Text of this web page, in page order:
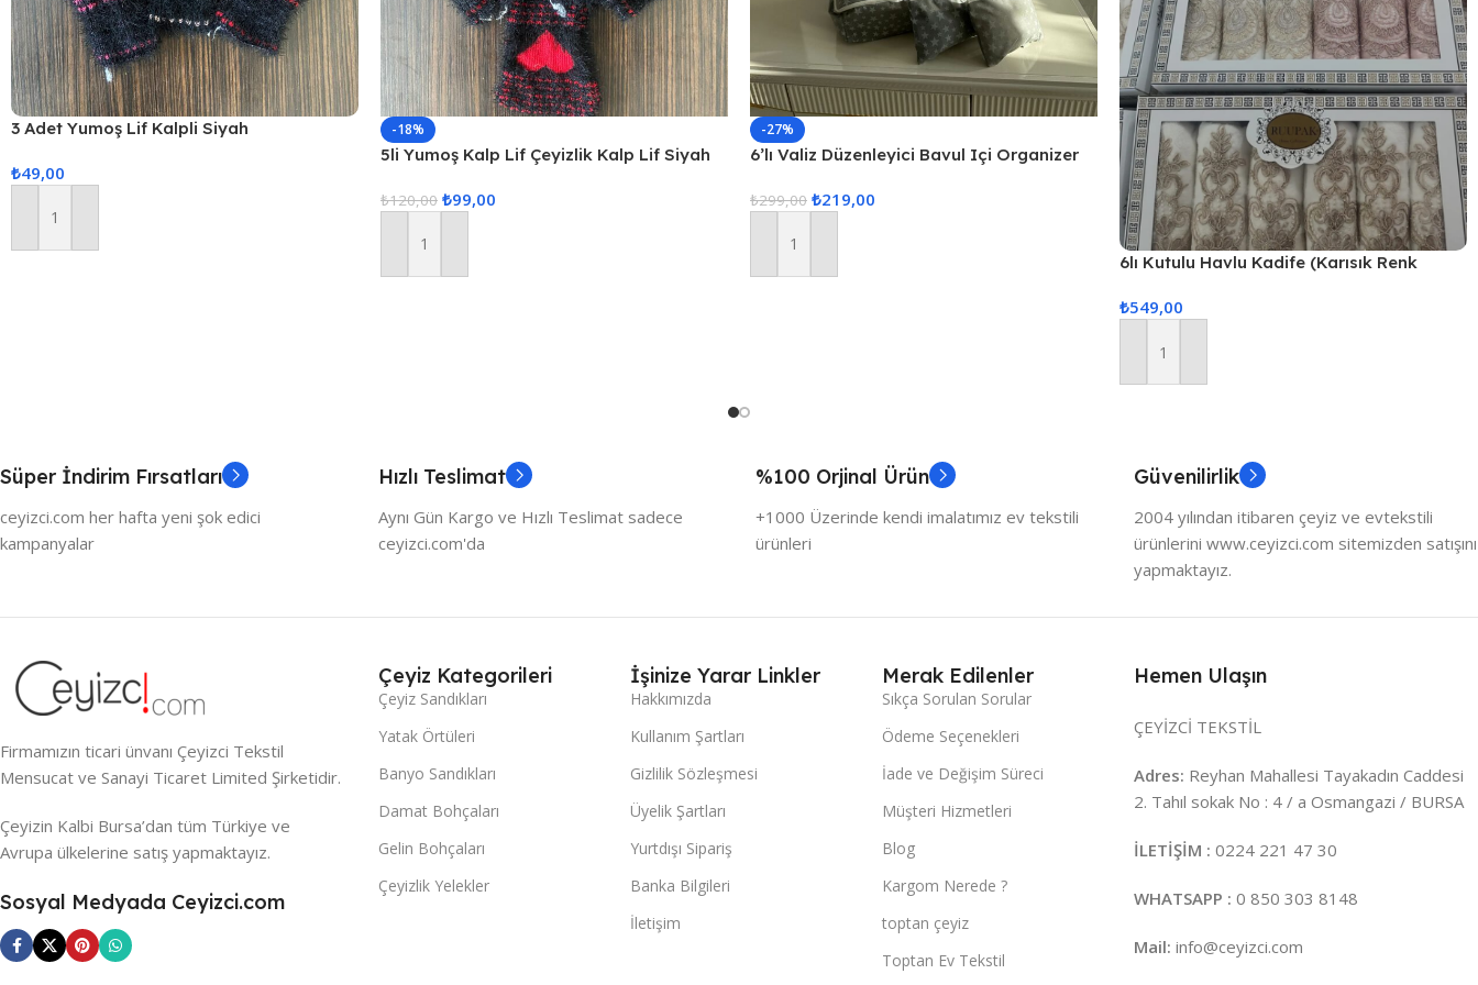
3 Adet Yumoş Lif Kalpli Siyah
₺49,00
Sepete Ekle
-18%
5li Yumoş Kalp Lif Çeyizlik Kalp Lif Siyah
₺120,00 ₺99,00
Sepete Ekle
-27%
6’lı Valiz Düzenleyici Bavul Içi Organizer
₺299,00 ₺219,00
Sepete Ekle
6lı Kutulu Havlu Kadife (Karısık Renk
₺549,00
Sepete Ekle
Süper İndirim Fırsatları
ceyizci.com her hafta yeni şok edici
kampanyalar
Hızlı Teslimat
Aynı Gün Kargo ve Hızlı Teslimat sadece
ceyizci.com'da
%100 Orjinal Ürün
+1000 Üzerinde kendi imalatımız ev tekstili
ürünleri
Güvenilirlik
2004 yılından itibaren çeyiz ve evtekstili
ürünlerini www.ceyizci.com sitemizden satışını
yapmaktayız.
Firmamızın ticari ünvanı Çeyizci Tekstil
Mensucat ve Sanayi Ticaret Limited Şirketidir.
Çeyizin Kalbi Bursa’dan tüm Türkiye ve
Avrupa ülkelerine satış yapmaktayız.
Sosyal Medyada Ceyizci.com
Çeyiz Kategorileri
Çeyiz Sandıkları
Yatak Örtüleri
Banyo Sandıkları
Damat Bohçaları
Gelin Bohçaları
Çeyizlik Yelekler
İşinize Yarar Linkler
Hakkımızda
Kullanım Şartları
Gizlilik Sözleşmesi
Üyelik Şartları
Yurtdışı Sipariş
Banka Bilgileri
İletişim
Merak Edilenler
Sıkça Sorulan Sorular
Ödeme Seçenekleri
İade ve Değişim Süreci
Müşteri Hizmetleri
Blog
Kargom Nerede ?
toptan çeyiz
Toptan Ev Tekstil
Hemen Ulaşın
ÇEYİZCİ TEKSTİL
Adres: Reyhan Mahallesi Tayakadın Caddesi
2. Tahıl sokak No : 4 / a Osmangazi / BURSA
İLETİŞİM : 0224 221 47 30
WHATSAPP : 0 850 303 8148
Mail: info@ceyizci.com